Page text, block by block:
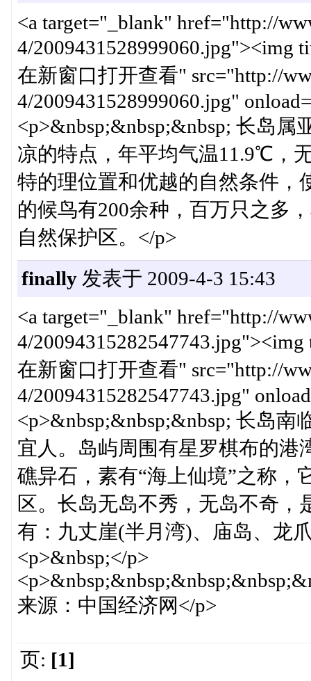
<a target="_blank" href="http://
4/2009431528999060.jpg"><img
在新窗口打开查看" src="http://
4/2009431528999060.jpg"
<p>&nbsp;&nbsp;&nbsp; 长岛
凉的特点，年平均气温11.9℃，
特的理位置和优越的自然条件，
的候鸟有200余种，百万只之多
自然保护区。</p>
finally发表于 2009-4-3 15:43
<a target="_blank" href="http://
4/
在新窗口打开查看" src="http://
4/20094315282547743.jpg"
<p>&nbsp;&nbsp;&nbsp; 长岛
宜人。岛屿周围有星罗棋布的港
礁异石，素有“海上仙境”之称，
区。长岛无岛不秀，无岛不奇
有：九丈崖(半月湾)、庙岛、龙
<p>&nbsp;</p>
来源：中国经济网</p>
页: [1]